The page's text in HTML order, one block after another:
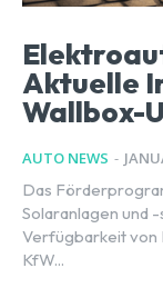
Aktuelle
Wallbox-
AUTO NEWS -
Das
Solaranlagen und
Verfügbarkeit von
KfW...